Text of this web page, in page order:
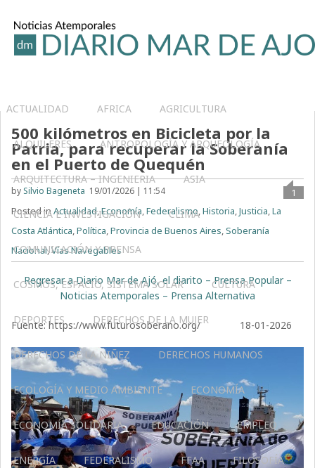
ACTUALIDAD AFRICA AGRICULTURA
ALQUILERES ANTROPOLOGÍA Y ARQUEOLOGÍA
ARQUITECTURA – INGENIERIA ASIA
CIENCIA E INVESTIGACIÓN CLIMA
COMUNICACIÓN Y PRENSA
COSMOS, ESPACIO, SISTEMA SOLAR CULTURA
DEPORTES DERECHOS DE LA MUJER
DERECHOS DE LA NIÑEZ DERECHOS HUMANOS
ECOLOGÍA Y MEDIO AMBIENTE ECONOMÍA
ECONOMÍA SOLIDARIA EDUCACIÓN EMPLEO
ENERGÍA FEDERALISMO FFAA FILOSOFÍA
500 kilómetros en Bicicleta por la
Patria, para recuperar la Soberanía
en el Puerto de Quequén
by Silvio Bageneta 19/01/2026 | 11:54
1
Posted inActualidad,Economía,Federalismo,Historia,Justicia,La
Costa Atlántica,Política,Provincia de Buenos Aires,Soberanía
Nacional,Vías Navegables
Regresar a Diario Mar de Ajó, el diarito – Prensa Popular –
Noticias Atemporales – Prensa Alternativa
Fuente: https://www.futurosoberano.org/ 18-01-2026